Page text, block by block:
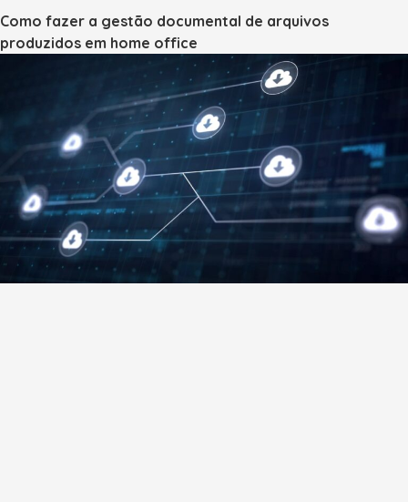
Como fazer a gestão documental de arquivos
produzidos em home office